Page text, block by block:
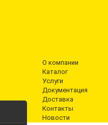
О компании
Каталог
Услуги
Документация
Доставка
Контакты
Новости